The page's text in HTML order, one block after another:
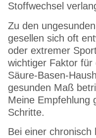
Stoffwechsel
Zu den
gesellen sich oft
oder extremer
wichtiger Faktor für
Säure-Basen-
gesunden Maß
Meine Empfehlung
Schritte.
Bei einer chronisch